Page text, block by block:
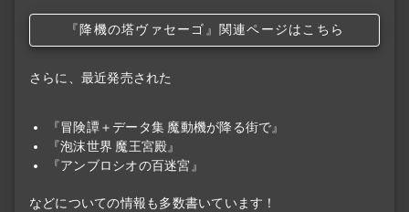
『降機の塔ヴァセーゴ』関連ページはこちら
さらに、最近発売された
『冒険譚＋データ集 魔動機が降る街で』
『泡沫世界 魔王宮殿』
『アンブロシオの百迷宮』
などについての情報も多数書いています！